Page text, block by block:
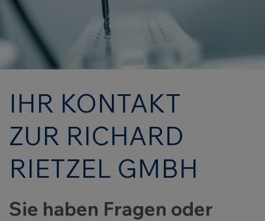
IHR KONTAKT
ZUR RICHARD
RIETZEL GMBH
Sie haben Fragen oder